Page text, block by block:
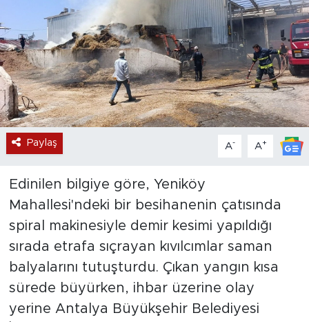
Paylaş A- A+
Edinilen bilgiye göre, Yeniköy
Mahallesi'ndeki bir besihanenin çatısında
spiral makinesiyle demir kesimi yapıldığı
sırada etrafa sıçrayan kıvılcımlar saman
balyalarını tutuşturdu. Çıkan yangın kısa
sürede büyürken, ihbar üzerine olay
yerine Antalya Büyükşehir Belediyesi
Sağlık
Spor
Turizm